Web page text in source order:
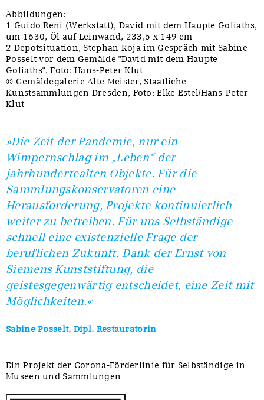
Abbildungen:
1 Guido Reni (Werkstatt), David mit dem Haupte Goliaths,
um 1630, Öl auf Leinwand, 233,5 x 149 cm
2 Depotsituation, Stephan Koja im Gespräch mit Sabine
Posselt vor dem Gemälde "David mit dem Haupte
Goliaths", Foto: Hans-Peter Klut
© Gemäldegalerie Alte Meister, Staatliche
Kunstsammlungen Dresden, Foto: Elke Estel/Hans-Peter
Klut
»Die Zeit der Pandemie, nur ein
Wimpernschlag im „Leben“ der
jahrhundertealten Objekte. Für die
Sammlungskonservatoren eine
Herausforderung, Projekte kontinuierlich
weiter zu betreiben. Für uns Selbständige
schnell eine existenzielle Frage der
beruflichen Zukunft. Dank der Ernst von
Siemens Kunststiftung, die
geistesgegenwärtig entscheidet, eine Zeit mit
Möglichkeiten.«
Sabine Posselt, Dipl. Restauratorin
Ein Projekt der Corona-Förderlinie für Selbständige in
Museen und Sammlungen